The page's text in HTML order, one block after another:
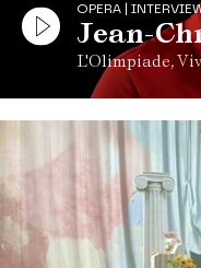
OPERA |
Jean-
L'Olimpiade,